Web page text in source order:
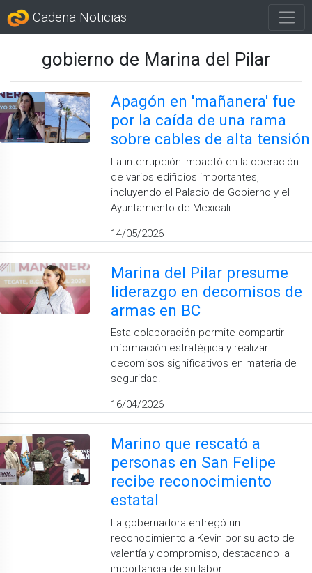
Cadena Noticias
gobierno de Marina del Pilar
Apagón en 'mañanera' fue
por la caída de una rama
sobre cables de alta tensión
La interrupción impactó en la operación
de varios edificios importantes,
incluyendo el Palacio de Gobierno y el
Ayuntamiento de Mexicali.
14/05/2026
Marina del Pilar presume
liderazgo en decomisos de
armas en BC
Esta colaboración permite compartir
información estratégica y realizar
decomisos significativos en materia de
seguridad.
16/04/2026
Marino que rescató a
personas en San Felipe
recibe reconocimiento
estatal
La gobernadora entregó un
reconocimiento a Kevin por su acto de
valentía y compromiso, destacando la
importancia de su labor.